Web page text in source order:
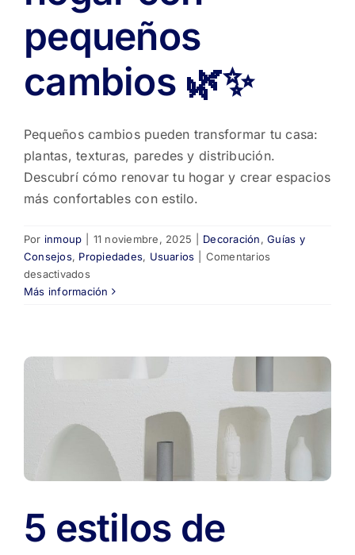
pequeños
cambios 🌿✨
Pequeños cambios pueden transformar tu casa:
plantas, texturas, paredes y distribución.
Descubrí cómo renovar tu hogar y crear espacios
más confortables con estilo.
Por inmoup 11 noviembre, 2025 Decoración,Guías y
Consejos, Propiedades, Usuarios
Comentarios
desactivadosen
Cómo
con
✨
Más información
5 estilos de